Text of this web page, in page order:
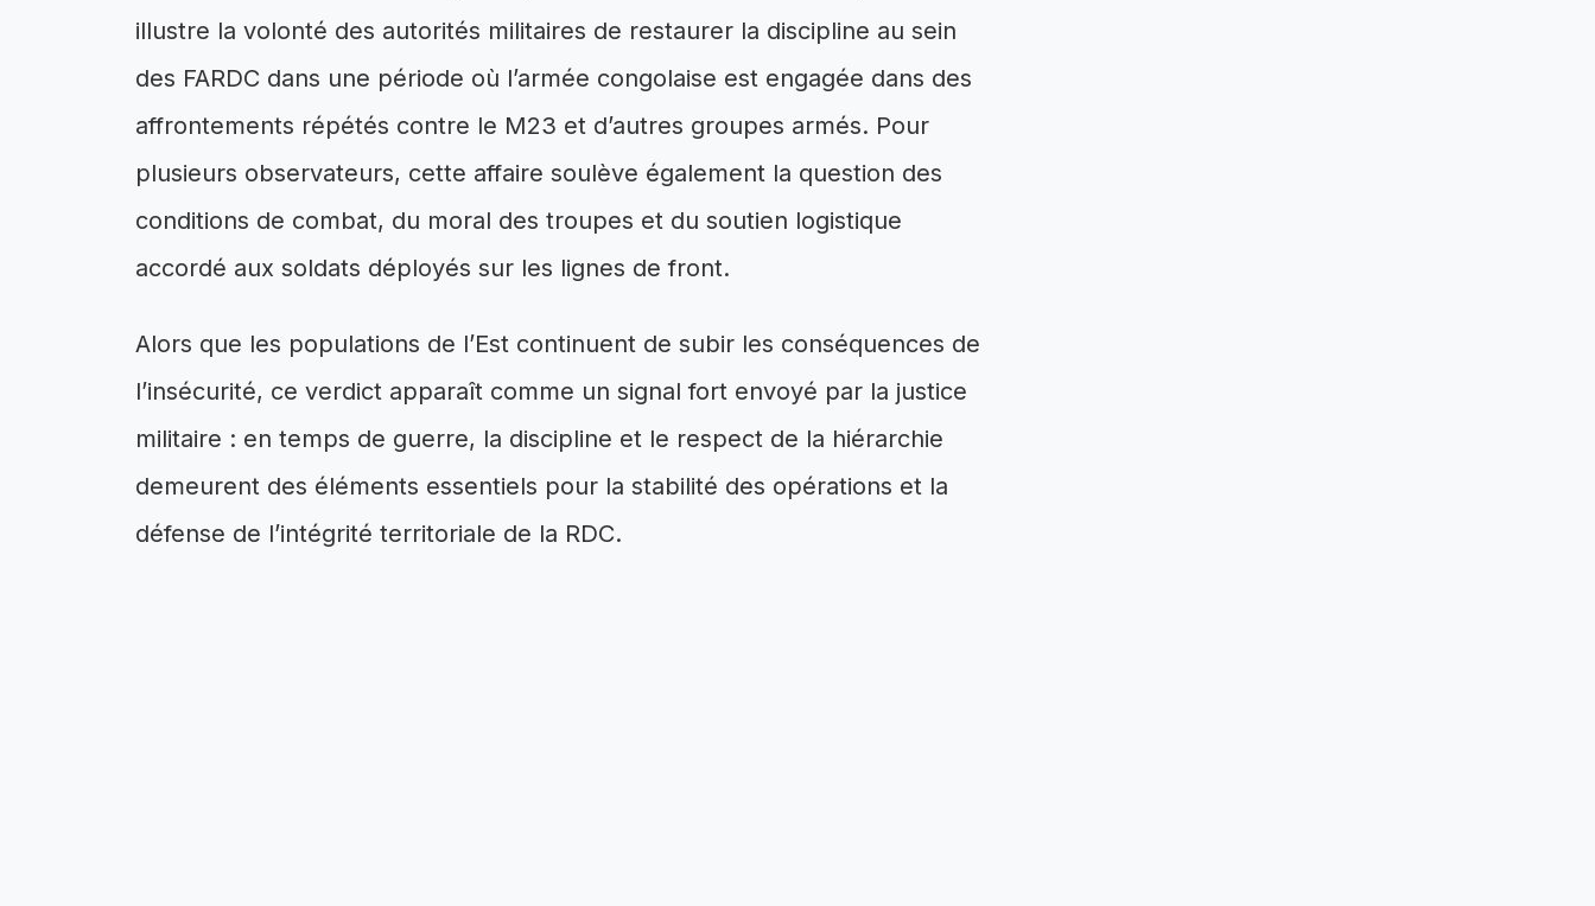
illustre la volonté des autorités militaires de restaurer la discipline au sein
des FARDC dans une période où l’armée congolaise est engagée dans des
affrontements répétés contre le M23 et d’autres groupes armés. Pour
plusieurs observateurs, cette affaire soulève également la question des
conditions de combat, du moral des troupes et du soutien logistique
accordé aux soldats déployés sur les lignes de front.
Alors que les populations de l’Est continuent de subir les conséquences de
l’insécurité, ce verdict apparaît comme un signal fort envoyé par la justice
militaire : en temps de guerre, la discipline et le respect de la hiérarchie
demeurent des éléments essentiels pour la stabilité des opérations et la
défense de l’intégrité territoriale de la RDC.